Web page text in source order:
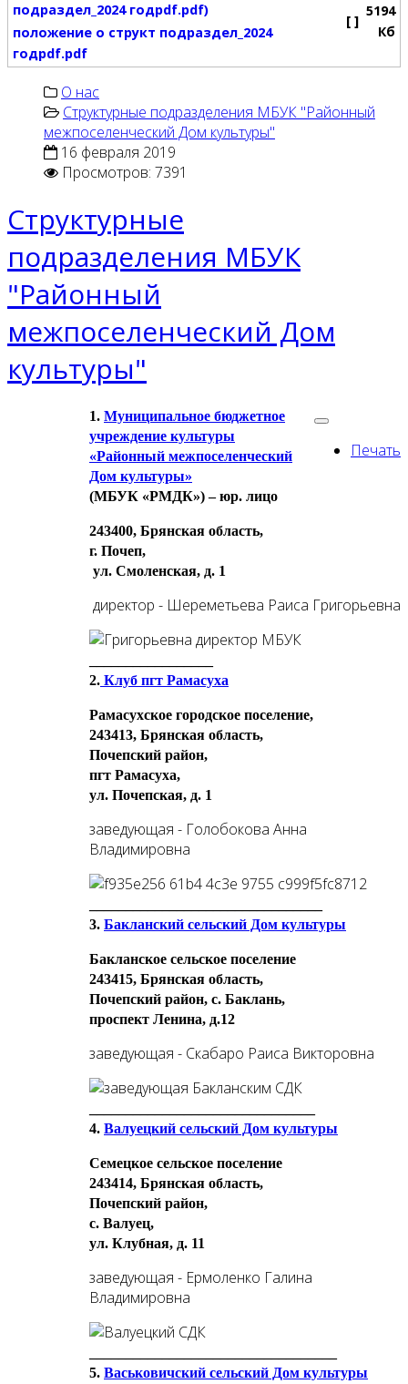
положение о структ подраздел_2024
годpdf.pdf
[ ]
5194
Кб
О нас
Структурные подразделения МБУК "Районный
межпоселенческий Дом культуры"
16 февраля 2019
Просмотров: 7391
Структурные
подразделения МБУК
"Районный
межпоселенческий Дом
культуры"
Печать
1. Муниципальное бюджетное
учреждение культуры
«Районный межпоселенческий
Дом культуры»
(МБУК «РМДК») – юр. лицо
243400, Брянская область,
г. Почеп,
ул. Смоленская, д. 1
директор - Шереметьева Раиса Григорьевна
2. Клуб пгт Рамасуха
Рамасухское городское поселение,
243413, Брянская область,
Почепский район,
пгт Рамасуха,
ул. Почепская, д. 1
заведующая - Голобокова Анна
Владимировна
3. Бакланский сельский Дом культуры
Бакланское сельское поселение
243415, Брянская область,
Почепский район, с. Баклань,
проспект Ленина, д.12
заведующая - Скабаро Раиса Викторовна
4. Валуецкий сельский Дом культуры
Семецкое сельское поселение
243414, Брянская область,
Почепский район,
с. Валуец,
ул. Клубная, д. 11
заведующая - Ермоленко Галина
Владимировна
5. Васьковичский сельский Дом культуры